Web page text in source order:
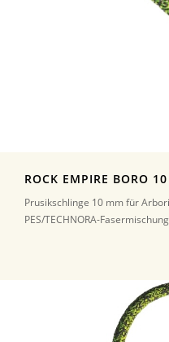
ROCK EMPIRE BORO
Prusikschlinge 10 mm für
PES/TECHNORA-